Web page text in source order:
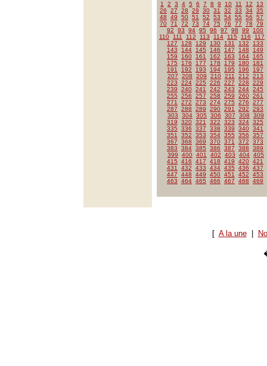
1 2 3 4 5 6 7 8 9 10 11 12
13
26
27 28 29 30 31 32 33 34 35
48
49 50 51 52 53 54 55 56
57
70 71 72 73 74 75 76 77 78
79
92
93 94 95 96 97 98 99
100
110
111 112 113 114 115 116
117
127
128 129 130 131 132
133
143
144 145 146 147 148
149
159
160 161 162 163 164
165
175
176 177 178 179 180
181
191
192 193 194 195 196
197
207
208 209 210 211 212
213
223
224 225 226 227 228
229
239
240 241 242 243 244 245
255
256 257 258 259 260 261
271
272 273 274 275 276
277
287
288 289 290 291 292
293
303
304 305 306 307 308
309
319
320 321 322 323 324 325
335
336 337 338 339 340 341
351
352 353 354 355 356
357
367
368 369 370 371 372
373
383
384 385 386 387 388
389
399
400 401 402 403 404 405
415
416 417 418 419 420 421
431
432 433 434 435 436
437
447
448 449 450 451 452
453
463
464 465 466 467 468 469
[ A la une|